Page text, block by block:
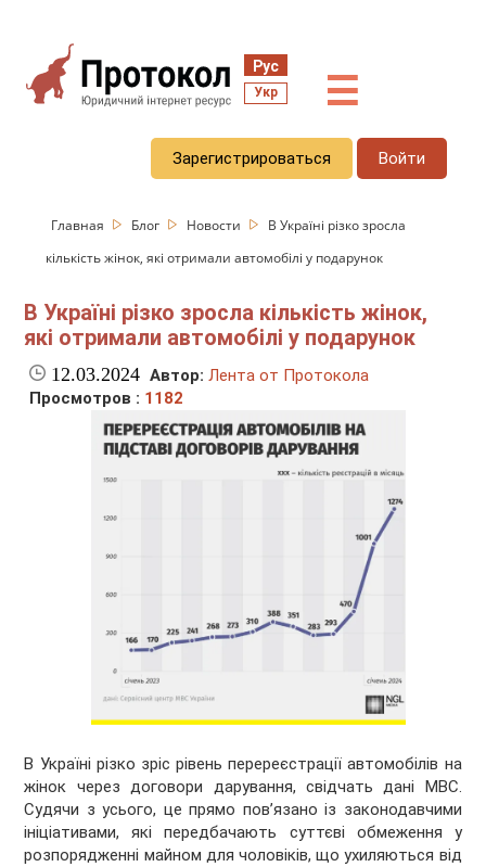
Рус
Укр ☰
Зарегистрироваться Войти
Главная Блог Новости
В Україні різко зросла
кількість жінок, які отримали автомобілі у подарунок
В Україні різко зросла кількість жінок,
які отримали автомобілі у подарунок
12.03.2024 Автор: Лента от Протокола
Просмотров : 1182
В Україні різко зріс рівень перереєстрації автомобілів на
жінок через договори дарування, свідчать дані МВС.
Судячи з усього, це прямо пов’язано із законодавчими
ініціативами, які передбачають суттєві обмеження у
розпорядженні майном для чоловіків, що ухиляються від